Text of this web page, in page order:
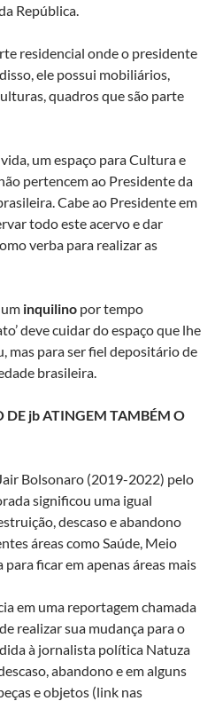
República.
residencial onde o presidente
ele possui mobiliários,
quadros que são parte
um espaço para Cultura e
pertencem ao Presidente da
Cabe ao Presidente em
todo este acervo e dar
verba para realizar as
inquilino por tempo
deve cuidar do espaço que lhe
mas para ser fiel depositário de
brasileira.
DE jb ATINGEM TAMBÉM O
Bolsonaro (2019-2022) pelo
significou uma igual
descaso e abandono
áreas como Saúde, Meio
ficar em apenas áreas mais
em uma reportagem chamada
realizar sua mudança para o
à jornalista política Natuza
abandono e em alguns
e objetos (link nas